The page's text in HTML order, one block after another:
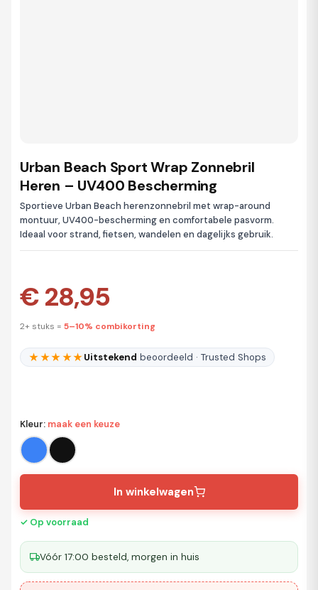
Urban Beach Sport Wrap Zonnebril
Heren – UV400 Bescherming
Sportieve Urban Beach herenzonnebril met wrap-around
montuur, UV400-bescherming en comfortabele pasvorm.
Ideaal voor strand, fietsen, wandelen en dagelijks gebruik.
€ 28,95
2+ stuks = 5–10% combikorting
★★★★★Uitstekend beoordeeld · Trusted Shops
Kleur: maak een keuze
In winkelwagen
✓ Op voorraad
Vóór 17:00 besteld, morgen in huis